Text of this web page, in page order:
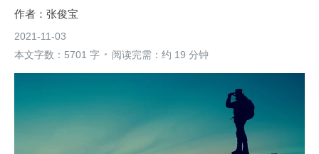
张俊宝
2021-11-03
本文字数：5701 字
阅读完需：约 19 分钟